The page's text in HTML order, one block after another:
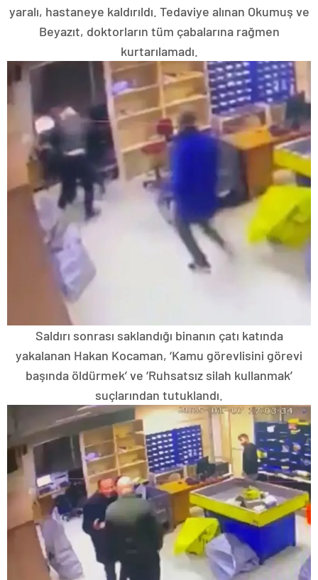
yaralı, hastaneye kaldırıldı. Tedaviye alınan Okumuş ve
Beyazıt, doktorların tüm çabalarına rağmen
kurtarılamadı.
Saldırı sonrası saklandığı binanın çatı katında
yakalanan Hakan Kocaman, ‘Kamu görevlisini görevi
başında öldürmek’ ve ‘Ruhsatsız silah kullanmak’
suçlarından tutuklandı.